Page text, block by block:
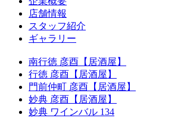
店舗情報
スタッフ紹介
ギャラリー
南行徳 彦酉【居酒屋】
行徳 彦酉【居酒屋】
門前仲町 彦酉【居酒屋】
妙典 彦酉【居酒屋】
妙典 ワインバル 134